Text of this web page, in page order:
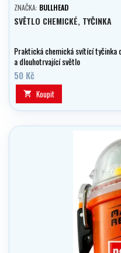
ZNAČKA: BULLHEAD
SVĚTLO CHEMICKÉ, TYČINKA
Praktická chemická svítící tyčinka
a dlouhotrvající světlo
50 Kč
 Koupit